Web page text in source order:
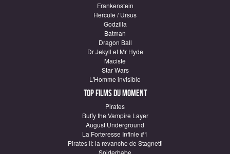
Frankenstein
Hercule / Ursus
Godzilla
Batman
Dragon Ball
Dr Jekyll et Mr Hyde
Maciste
Star Wars
L'Homme invisible
Top Films du moment
Pirates
Buffy the Vampire Layer
August Underground
La Forteresse Infinie #1
Pirates II: la revanche de Stagnetti